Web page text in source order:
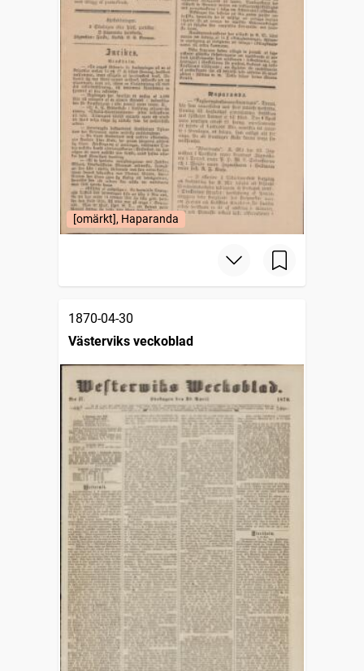
[omärkt], Haparanda
1870-04-30
Västerviks veckoblad